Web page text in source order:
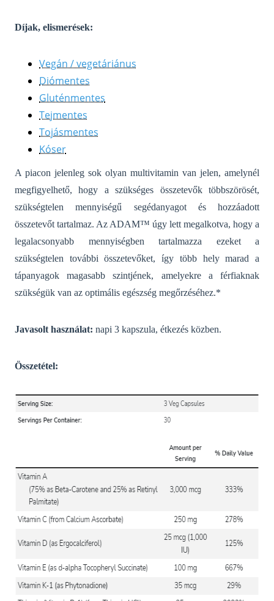
Díjak, elismerések:
Vegán / vegetáriánus
Diómentes
Gluténmentes
Tejmentes
Tojásmentes
Kóser
A piacon jelenleg sok olyan multivitamin van jelen, amelynél
megfigyelhető, hogy a szükséges összetevők többszörösét,
szükségtelen mennyiségű segédanyagot és hozzáadott
összetevőt tartalmaz. Az ADAM™ úgy lett megalkotva, hogy a
legalacsonyabb mennyiségben tartalmazza ezeket a
szükségtelen további összetevőket, így több hely marad a
tápanyagok magasabb szintjének, amelyekre a férfiaknak
szükségük van az optimális egészség megőrzéséhez.*
Javasolt használat: napi 3 kapszula, étkezés közben.
Összetétel: